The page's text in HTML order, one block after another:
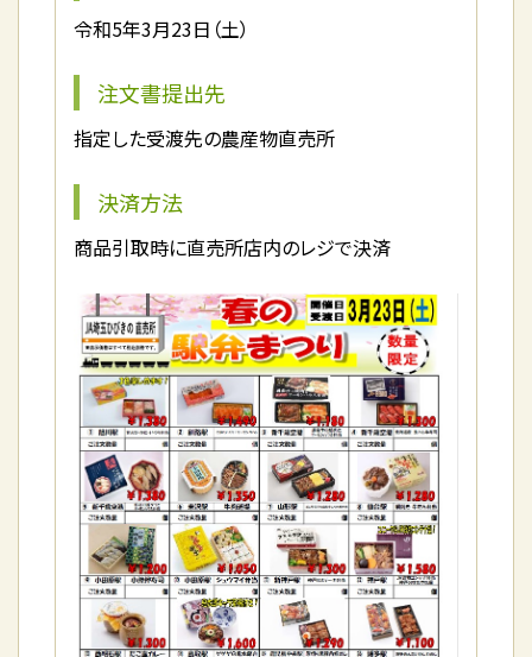
令和5年3月23日（土）
注文書提出先
指定した受渡先の農産物直売所
決済方法
商品引取時に直売所店内のレジで決済